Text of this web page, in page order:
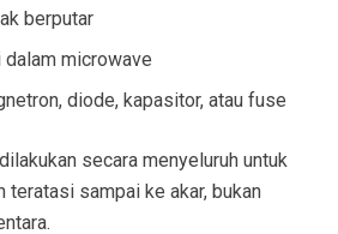
berputar
dalam microwave
diode, kapasitor, atau fuse
secara menyeluruh untuk
teratasi sampai ke akar, bukan